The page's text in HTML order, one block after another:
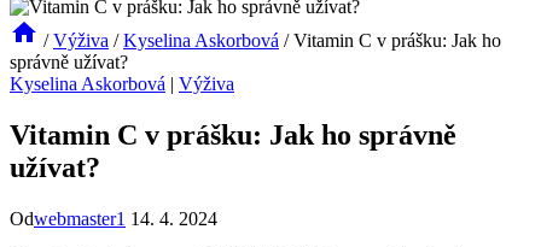
/ Výživa / Kyselina Askorbová / Vitamin C v prášku: Jak ho
správně užívat?
Kyselina Askorbová | Výživa
Vitamin C v prášku: Jak ho správně
užívat?
Odwebmaster1 14. 4. 2024